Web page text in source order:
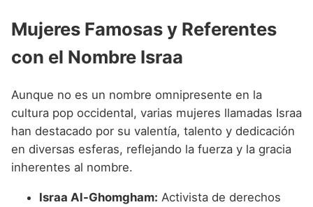
Mujeres Famosas y Referentes
con el Nombre Israa
Aunque no es un nombre omnipresente en la
cultura pop occidental, varias mujeres llamadas Israa
han destacado por su valentía, talento y dedicación
en diversas esferas, reflejando la fuerza y la gracia
inherentes al nombre.
Israa Al-Ghomgham: Activista de derechos